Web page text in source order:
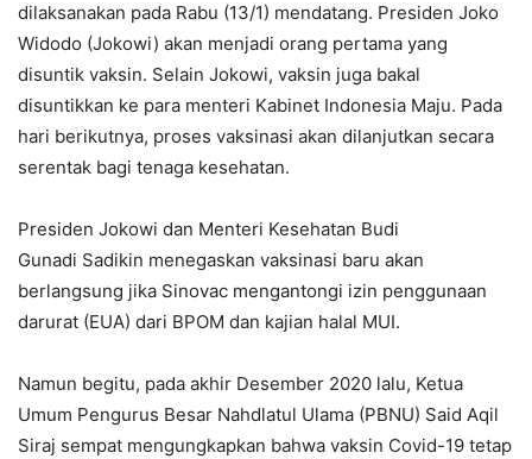
dilaksanakan pada Rabu (13/1) mendatang. Presiden Joko
Widodo (Jokowi) akan menjadi orang pertama yang
disuntik vaksin. Selain Jokowi, vaksin juga bakal
disuntikkan ke para menteri Kabinet Indonesia Maju. Pada
hari berikutnya, proses vaksinasi akan dilanjutkan secara
serentak bagi tenaga kesehatan.
Presiden Jokowi dan Menteri Kesehatan Budi
Gunadi Sadikin menegaskan vaksinasi baru akan
berlangsung jika Sinovac mengantongi izin penggunaan
darurat (EUA) dari BPOM dan kajian halal MUI.
Namun begitu, pada akhir Desember 2020 lalu, Ketua
Umum Pengurus Besar Nahdlatul Ulama (PBNU) Said Aqil
Siraj sempat mengungkapkan bahwa vaksin Covid-19 tetap